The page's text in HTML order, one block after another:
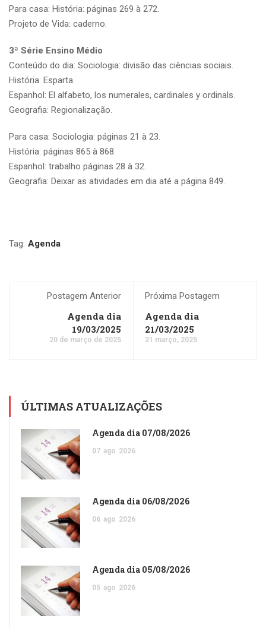
Para casa: História: páginas 269 à 272.
Projeto de Vida: caderno.
3ª Série Ensino Médio
Conteúdo do dia: Sociologia: divisão das ciências sociais.
História: Esparta.
Espanhol: El alfabeto, los numerales, cardinales y ordinals.
Geografia: Regionalização.
Para casa: Sociologia: páginas 21 à 23.
História: páginas 865 à 868.
Espanhol: trabalho páginas 28 à 32.
Geografia: Deixar as atividades em dia até a página 849.
Tag: Agenda
Postagem Anterior
Agenda dia
19/03/2025
20 de março de 2025
Próxima Postagem
Agenda dia
21/03/2025
21 março, 2025
ÚLTIMAS ATUALIZAÇÕES
Agenda dia 07/08/2026
07 ago 2026
Agenda dia 06/08/2026
06 ago 2026
Agenda dia 05/08/2026
05 ago 2026